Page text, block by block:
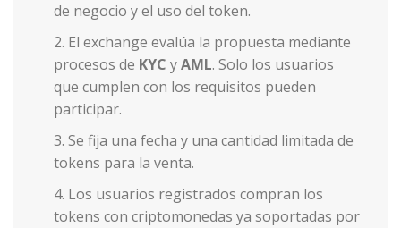
de negocio y el uso del token.
El exchange evalúa la propuesta mediante
procesos de KYC yAML. Solo los usuarios
que cumplen con los requisitos pueden
participar.
Se fija una fecha y una cantidad limitada de
tokens para la venta.
Los usuarios registrados compran los
tokens con criptomonedas ya soportadas por